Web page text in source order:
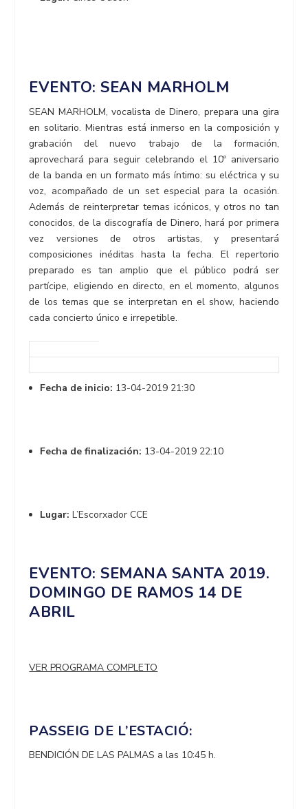
EVENTO: SEAN MARHOLM
SEAN MARHOLM, vocalista de Dinero, prepara una gira
en solitario. Mientras está inmerso en la composición y
grabación del nuevo trabajo de la formación,
aprovechará para seguir celebrando el 10º aniversario
de la banda en un formato más íntimo: su eléctrica y su
voz, acompañado de un set especial para la ocasión.
Además de reinterpretar temas icónicos, y otros no tan
conocidos, de la discografía de Dinero, hará por primera
vez versiones de otros artistas, y presentará
composiciones inéditas hasta la fecha. El repertorio
preparado es tan amplio que el público podrá ser
partícipe, eligiendo en directo, en el momento, algunos
de los temas que se interpretan en el show, haciendo
cada concierto único e irrepetible.
Fecha de inicio: 13-04-2019 21:30
Fecha de finalización: 13-04-2019 22:10
Lugar:L’Escorxador CCE
EVENTO: SEMANA SANTA 2019.
DOMINGO DE RAMOS 14 DE
ABRIL
VER PROGRAMA COMPLETO
PASSEIG DE L’ESTACIÓ:
BENDICIÓN DE LAS PALMAS a las 10:45 h.